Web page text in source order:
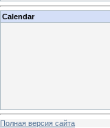
Calendar
Полная версия сайта